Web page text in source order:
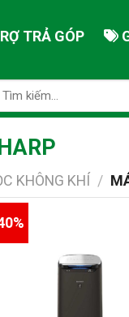
TRẢ GÓP
KHÔNG KHÍ /